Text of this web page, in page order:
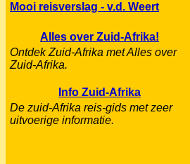
Mooi reisverslag - v.d. Weert
Alles over Zuid-Afrika!
Ontdek Zuid-Afrika met Alles over
Zuid-Afrika.
Info Zuid-Afrika
De zuid-Afrika reis-gids met zeer
uitvoerige informatie.